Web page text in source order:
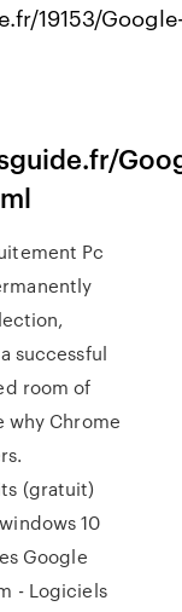
19153/
Pc
successful
room of
why Chrome
(gratuit)
10
Google
- Logiciels